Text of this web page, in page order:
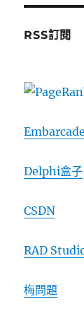
RSS訂閱
Delphi盒子
CSDN
RAD
梅問題